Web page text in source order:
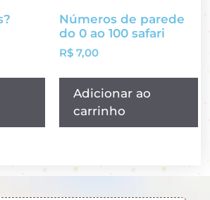
Números de parede
do 0 ao 100 safari
R$ 7,00
Adicionar ao
carrinho